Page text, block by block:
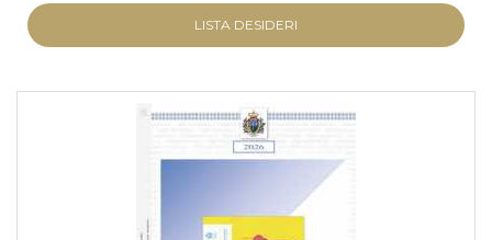
LISTA DESIDERI